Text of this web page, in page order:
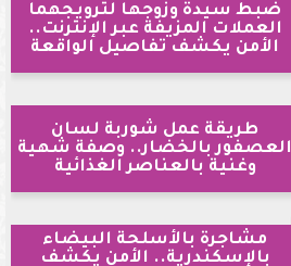
ضبط سيدة وزوجها لترويجهما
العملات المزيفة عبر الإنترنت..
الأمن يكشف تفاصيل الواقعة
طريقة عمل شوربة لسان
العصفور بالخضار.. وصفة شهية
وغنية بالعناصر الغذائية
مشاجرة بالأسلحة البيضاء
بالإسكندرية.. الأمن يكشف